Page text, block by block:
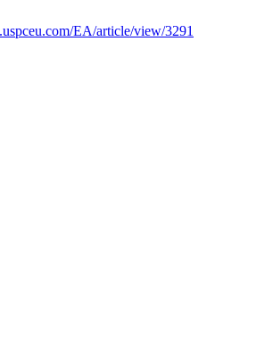
EA/article/view/3291